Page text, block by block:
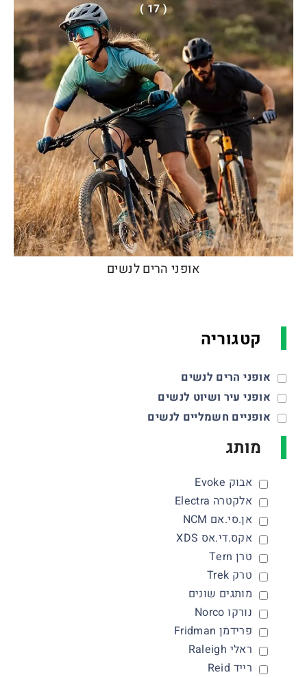
( 17 )
אופני הרים לנשים
קטגוריה
אופני הרים לנשים
אופני עיר ושיוט לנשים
אופניים חשמליים לנשים
מותג
אבוק Evoke
אלקטרה Electra
אן.סי.אם NCM
אקס.די.אס XDS
טרן Tern
טרק Trek
מותגים שונים
נורקו Norco
פרידמן Fridman
ראלי Raleigh
רייד Reid